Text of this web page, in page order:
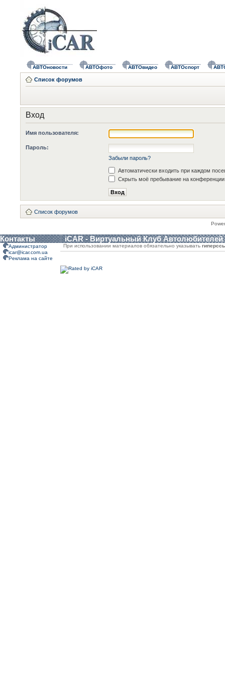
АВТОновости АВТОфото АВТОвидео АВТОспорт
Список форумов
Вход
Имя пользователя:
Пароль:
Забыли пароль?
Автоматически входить при каждом
Скрыть моё пребывание на конференции
Список форумов
Контакты iCAR - Виртуальный Клуб Автолюбителей
Администратор
icar@icar.com.ua
Реклама на сайте
При использовании материалов обязательно указывать